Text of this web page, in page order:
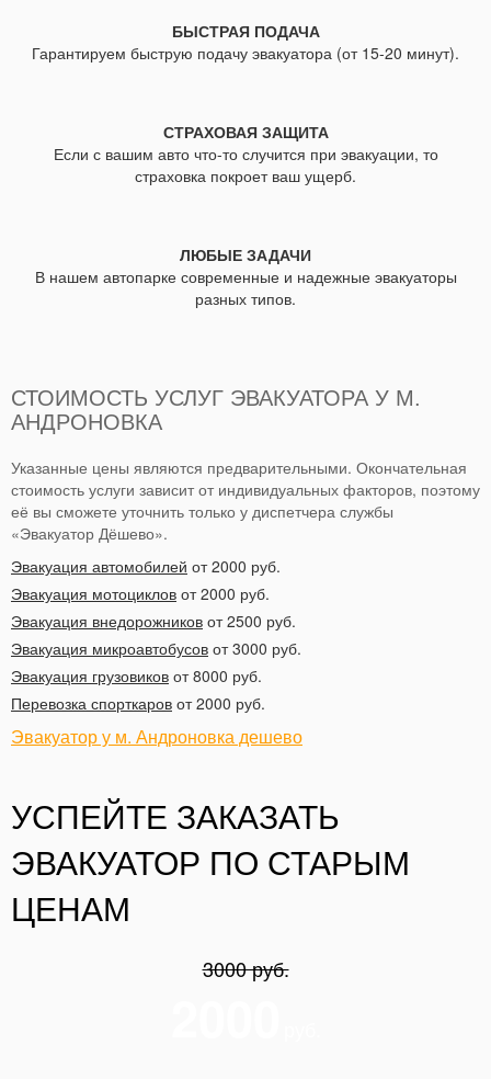
БЫСТРАЯ ПОДАЧА
Гарантируем быструю подачу эвакуатора (от 15-20 минут).
СТРАХОВАЯ ЗАЩИТА
Если с вашим авто что-то случится при эвакуации, то
страховка покроет ваш ущерб.
ЛЮБЫЕ ЗАДАЧИ
В нашем автопарке современные и надежные эвакуаторы
разных типов.
СТОИМОСТЬ УСЛУГ ЭВАКУАТОРА У М.
АНДРОНОВКА
Указанные цены являются предварительными. Окончательная
стоимость услуги зависит от индивидуальных факторов, поэтому
её вы сможете уточнить только у диспетчера службы
«Эвакуатор Дёшево».
Эвакуация автомобилей от 2000 руб.
Эвакуация мотоциклов от 2000 руб.
Эвакуация внедорожников от 2500 руб.
Эвакуация микроавтобусов от 3000 руб.
Эвакуация грузовиков от 8000 руб.
Перевозка спорткаров от 2000 руб.
Эвакуатор у м. Андроновка дешево
УСПЕЙТЕ ЗАКАЗАТЬ
ЭВАКУАТОР ПО СТАРЫМ
ЦЕНАМ
3000 руб.